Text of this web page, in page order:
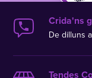
Crida'ns
De dilluns
Tendes